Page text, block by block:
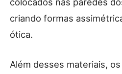
criando formas
ótica.
Além desses materiais,